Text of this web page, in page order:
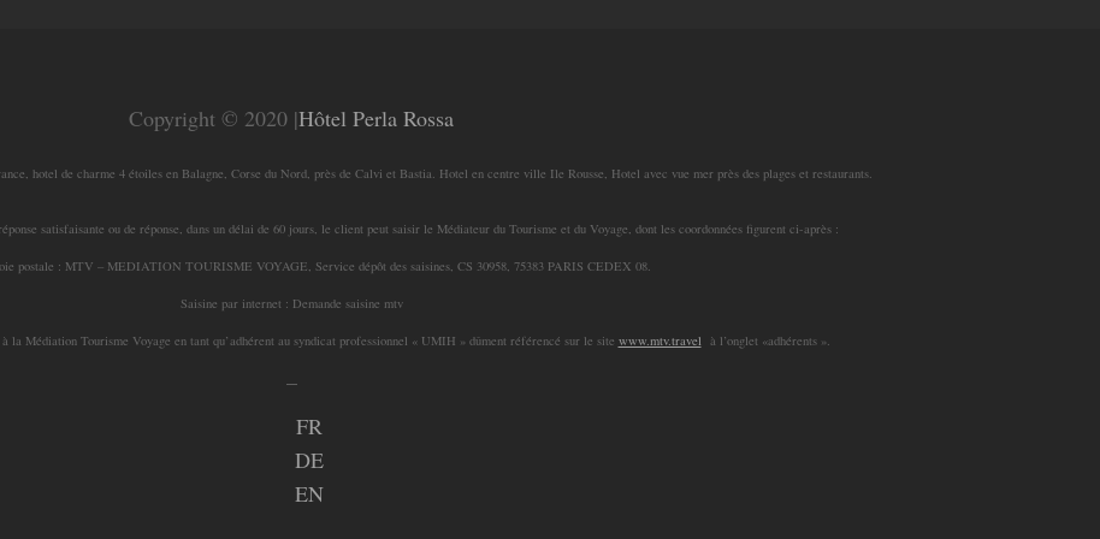
Copyright © 2020 |Hôtel Perla Rossa
hotel de charme 4 étoiles en Balagne, Corse du Nord, près de Calvi et Bastia. Hotel en centre ville Ile Rousse, Hotel avec vue mer près des plages et restaurants.
satisfaisante ou de réponse, dans un délai de 60 jours, le client peut saisir le Médiateur du Tourisme et du Voyage, dont les coordonnées figurent ci-après :
postale : MTV – MEDIATION TOURISME VOYAGE, Service dépôt des saisines, CS 30958, 75383 PARIS CEDEX 08.
Saisine par internet : Demande saisine mtv
la Médiation Tourisme Voyage en tant qu’adhérent au syndicat professionnel « UMIH » dûment référencé sur le site www.mtv.travel à l’onglet «adhérents ».
FR
DE
EN